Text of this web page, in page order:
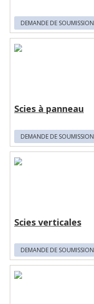
DEMANDE DE SOUMISSION
Scies à panneau
DEMANDE DE SOUMISSION
Scies verticales
DEMANDE DE SOUMISSION